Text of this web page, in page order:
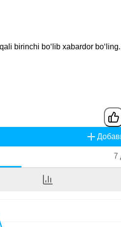
birinchi bo‘lib xabardor
7